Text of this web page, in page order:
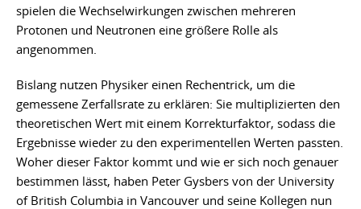
spielen die Wechselwirkungen zwischen mehreren
Protonen und Neutronen eine größere Rolle als
angenommen.
Bislang nutzen Physiker einen Rechentrick, um die
gemessene Zerfallsrate zu erklären: Sie multiplizierten den
theoretischen Wert mit einem Korrekturfaktor, sodass die
Ergebnisse wieder zu den experimentellen Werten passten.
Woher dieser Faktor kommt und wie er sich noch genauer
bestimmen lässt, haben Peter Gysbers von der University
of British Columbia in Vancouver und seine Kollegen nun